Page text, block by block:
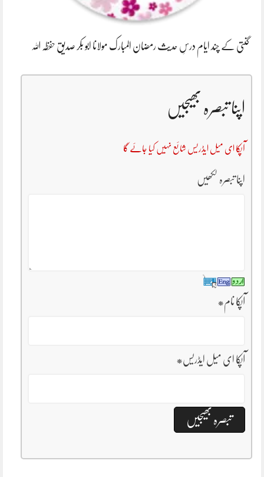
گنتی کے چند ایام درسِ حدیث رمضان المبارک مولانا ابو بکر صدیق حفظہ اللہ
اپنا تبصرہ بھیجیں
آپکا ای میل ایڈریس شائع نہیں کیا جائے گا
اپنا تبصرہ لکھیں
آپکا نام*
آپکا ای میل ایڈریس*